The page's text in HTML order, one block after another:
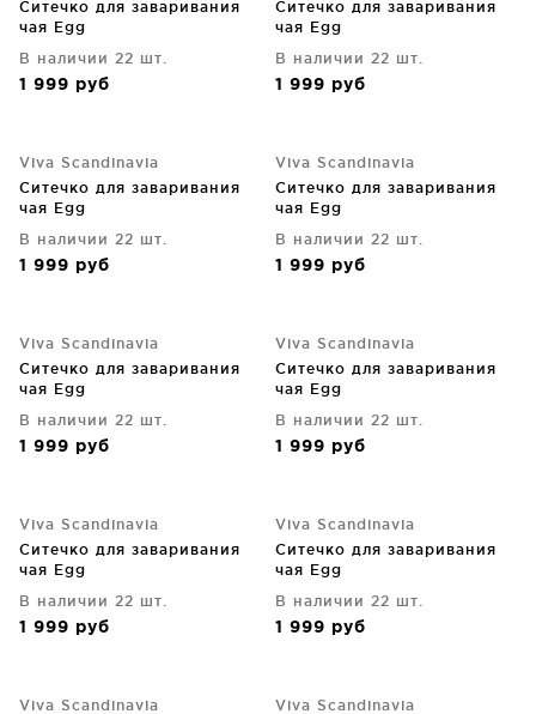
Ситечко для заваривания
чая Egg
В наличии 22 шт.
1 999 руб
Ситечко для заваривания
чая Egg
В наличии 22 шт.
1 999 руб
Viva Scandinavia
Ситечко для заваривания
чая Egg
В наличии 22 шт.
1 999 руб
Viva Scandinavia
Ситечко для заваривания
чая Egg
В наличии 22 шт.
1 999 руб
Viva Scandinavia
Ситечко для заваривания
чая Egg
В наличии 22 шт.
1 999 руб
Viva Scandinavia
Ситечко для заваривания
чая Egg
В наличии 22 шт.
1 999 руб
Viva Scandinavia
Ситечко для заваривания
чая Egg
В наличии 22 шт.
1 999 руб
Viva Scandinavia
Ситечко для заваривания
чая Egg
В наличии 22 шт.
1 999 руб
Viva Scandinavia
Viva Scandinavia